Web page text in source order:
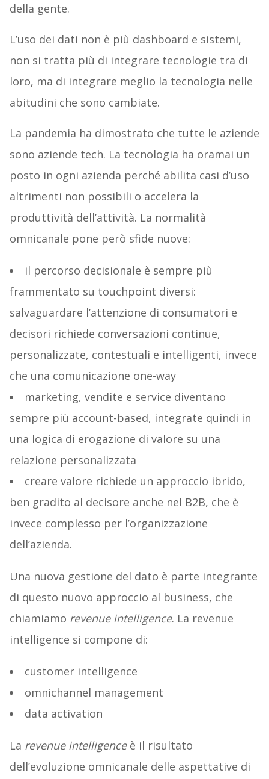
della gente.
L’uso dei dati non è più dashboard e sistemi,
non si tratta più di integrare tecnologie tra di
loro, ma di integrare meglio la tecnologia nelle
abitudini che sono cambiate.
La pandemia ha dimostrato che tutte le aziende
sono aziende tech. La tecnologia ha oramai un
posto in ogni azienda perché abilita casi d’uso
altrimenti non possibili o accelera la
produttività dell’attività. La normalità
omnicanale pone però sfide nuove:
il percorso decisionale è sempre più
frammentato su touchpoint diversi:
salvaguardare l’attenzione di consumatori e
decisori richiede conversazioni continue,
personalizzate, contestuali e intelligenti, invece
che una comunicazione one-way
marketing, vendite e service diventano
sempre più account-based, integrate quindi in
una logica di erogazione di valore su una
relazione personalizzata
creare valore richiede un approccio ibrido,
ben gradito al decisore anche nel B2B, che è
invece complesso per l’organizzazione
dell’azienda.
Una nuova gestione del dato è parte integrante
di questo nuovo approccio al business, che
chiamiamo revenue intelligence. La revenue
intelligence si compone di:
customer intelligence
omnichannel management
data activation
La revenue intelligenceè il risultato
dell’evoluzione omnicanale delle aspettative di